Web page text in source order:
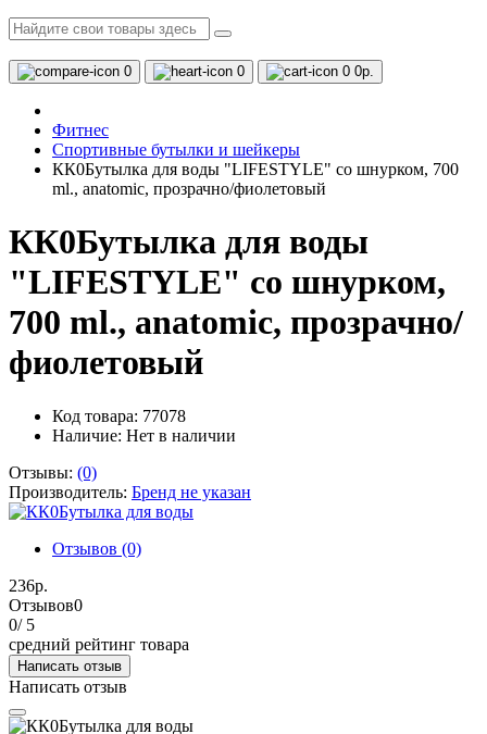
0 0 0 0р.
Фитнес
Спортивные бутылки и шейкеры
КК0Бутылка для воды "LIFESTYLE" со шнурком, 700
ml., anatomic, прозрачно/фиолетовый
КК0Бутылка для воды
"LIFESTYLE" со шнурком,
700 ml., anatomic, прозрачно/
фиолетовый
Код товара: 77078
Наличие: Нет в наличии
Отзывы: (0)
Производитель: Бренд не указан
Отзывов (0)
236р.
Отзывов0
0/ 5
средний рейтинг товара
Написать отзыв
Написать отзыв